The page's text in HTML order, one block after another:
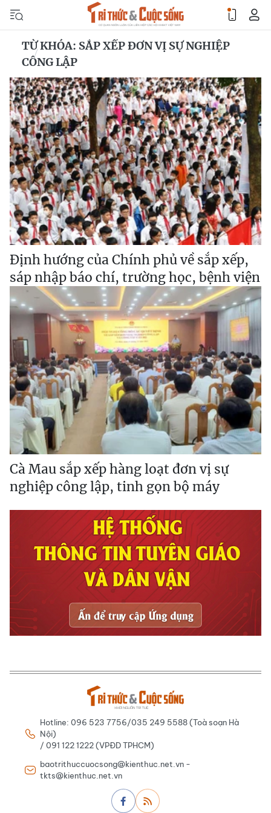
TỪ KHÓA: SẮP XẾP ĐƠN VỊ SỰ NGHIỆP
CÔNG LẬP
Định hướng của Chính phủ về sắp xếp,
sáp nhập báo chí, trường học, bệnh viện
Cà Mau sắp xếp hàng loạt đơn vị sự
nghiệp công lập, tinh gọn bộ máy
Hotline: 096 523 7756/035 249 5588 (Toà soạn Hà
Nội)
/ 091 122 1222 (VPĐD TPHCM)
baotrithuccuocsong@kienthuc.net.vn -
tkts@kienthuc.net.vn